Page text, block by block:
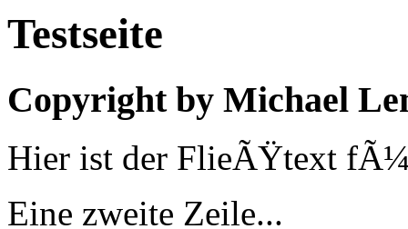
Testseite
Copyright by Michael
Hier ist der FlieÃŸtext
Eine zweite Zeile...